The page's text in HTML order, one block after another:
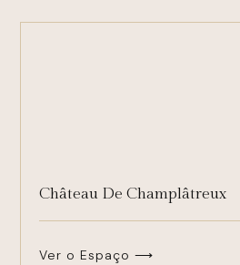
Château De Champlâtreux
Ver o Espaço ⟶